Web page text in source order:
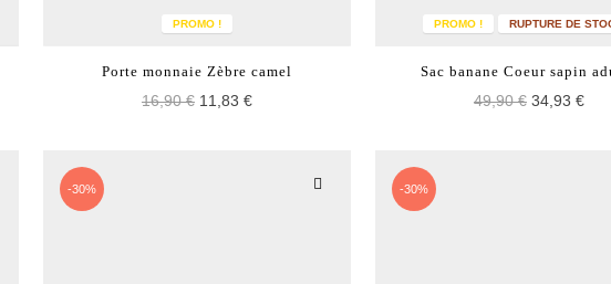
PROMO !
Porte monnaie Zèbre camel
16,90 € 11,83 €
PROMO ! RUPTURE DE
Sac banane Coeur sapin
49,90 € 34,93 €
-30% -30%